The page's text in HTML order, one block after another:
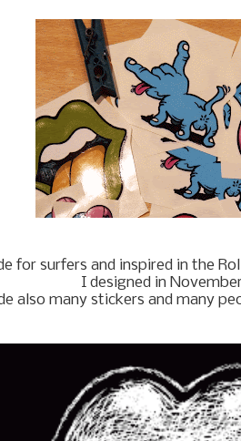
for surfers and inspired in the
I designed in
also many stickers and many